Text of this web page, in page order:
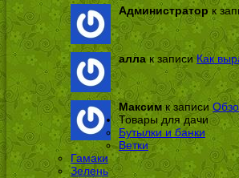
Администраторк
алла к записиКак
Максимк записи
Товары для дачи
Бутылки и банки
Ветки
Гамаки
Зелень